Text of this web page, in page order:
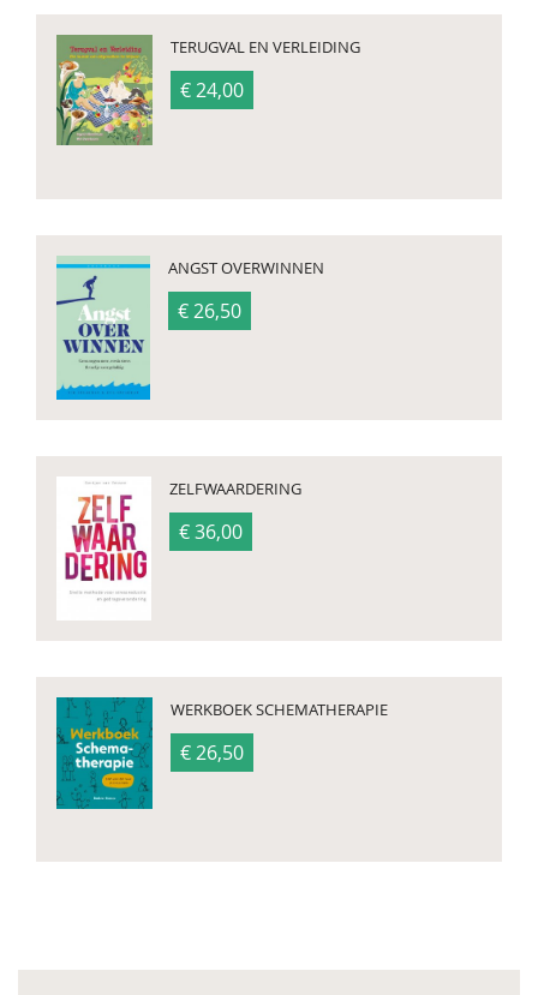
TERUGVAL EN VERLEIDING
€ 24,00
ANGST OVERWINNEN
€ 26,50
ZELFWAARDERING
€ 36,00
WERKBOEK SCHEMATHERAPIE
€ 26,50